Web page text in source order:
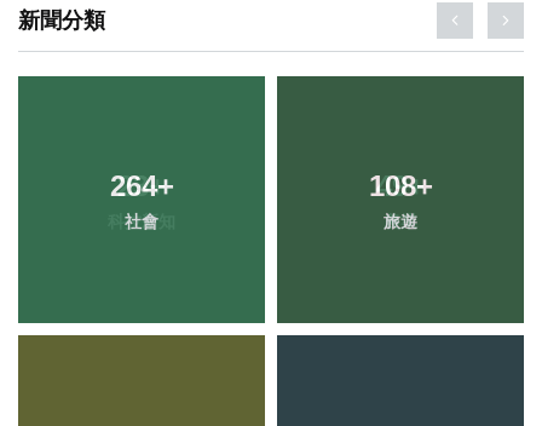
新聞分類
264+
社會
108+
旅遊